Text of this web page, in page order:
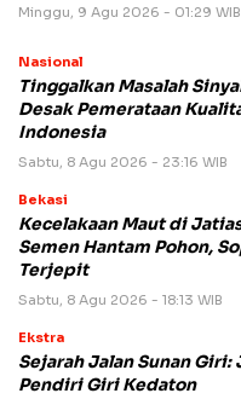
Minggu, 9 Agu 2026 - 01:29 WIB
Nasional
Tinggalkan Masalah
Desak Pemerataan
Indonesia
Sabtu, 8 Agu 2026 - 23:16 WIB
Bekasi
Kecelakaan Maut di
Semen Hantam Pohon,
Terjepit
Sabtu, 8 Agu 2026 - 18:13 WIB
Ekstra
Sejarah Jalan Sunan Giri:
Pendiri Giri Kedaton